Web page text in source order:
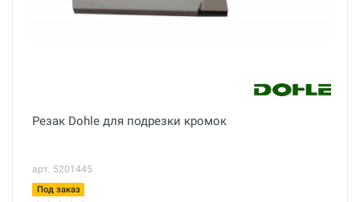
Резак Dohle для подрезки кромок
арт. 5201445
Под заказ